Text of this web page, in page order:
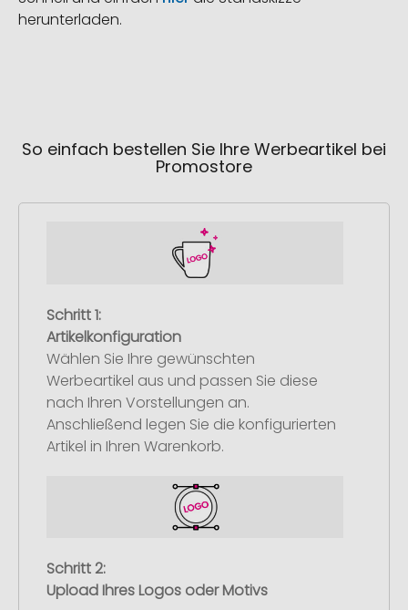
herunterladen.
So einfach bestellen Sie Ihre Werbeartikel bei
Promostore
Schritt 1:
Artikelkonfiguration
Wählen Sie Ihre gewünschten
Werbeartikel aus und passen Sie diese
nach Ihren Vorstellungen an.
Anschließend legen Sie die konfigurierten
Artikel in Ihren Warenkorb.
Schritt 2:
Upload Ihres Logos oder Motivs